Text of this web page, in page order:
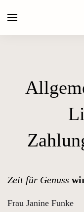
Zeit für Genuss
Frau Janine Funke